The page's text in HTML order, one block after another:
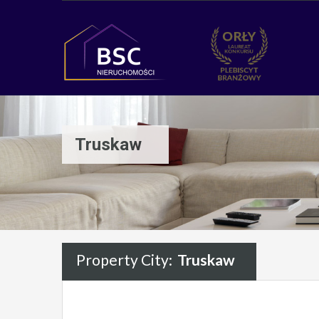
Truskaw
Property City: Truskaw